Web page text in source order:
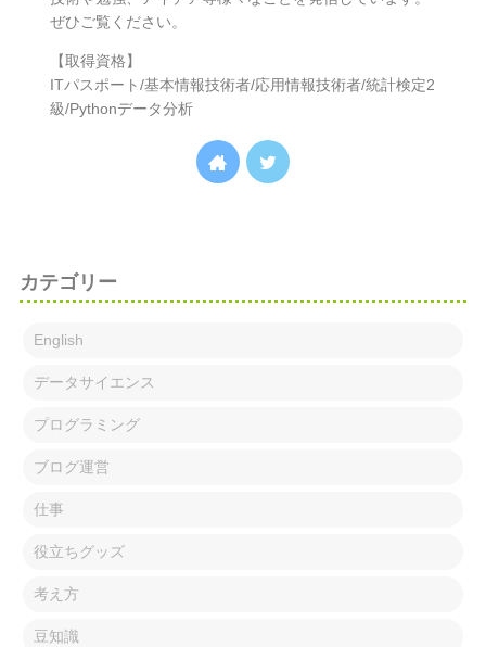
ぜひご覧ください。
【取得資格】
ITパスポート/基本情報技術者/応用情報技術者/統計検定2
級/Pythonデータ分析
カテゴリー
English
データサイエンス
プログラミング
ブログ運営
仕事
役立ちグッズ
考え方
豆知識